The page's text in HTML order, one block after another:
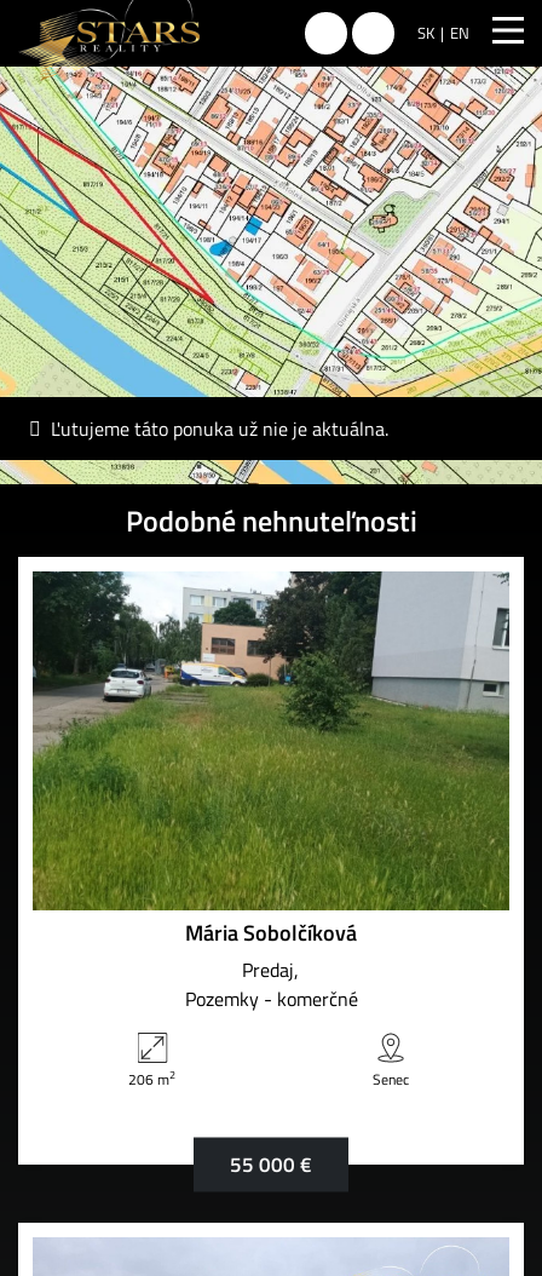
SK EN
Ľutujeme táto ponuka už nie je aktuálna.
Podobné nehnuteľnosti
Mária Sobolčíková
Predaj
Pozemky - komerčné
206 m2 Senec
55 000 €